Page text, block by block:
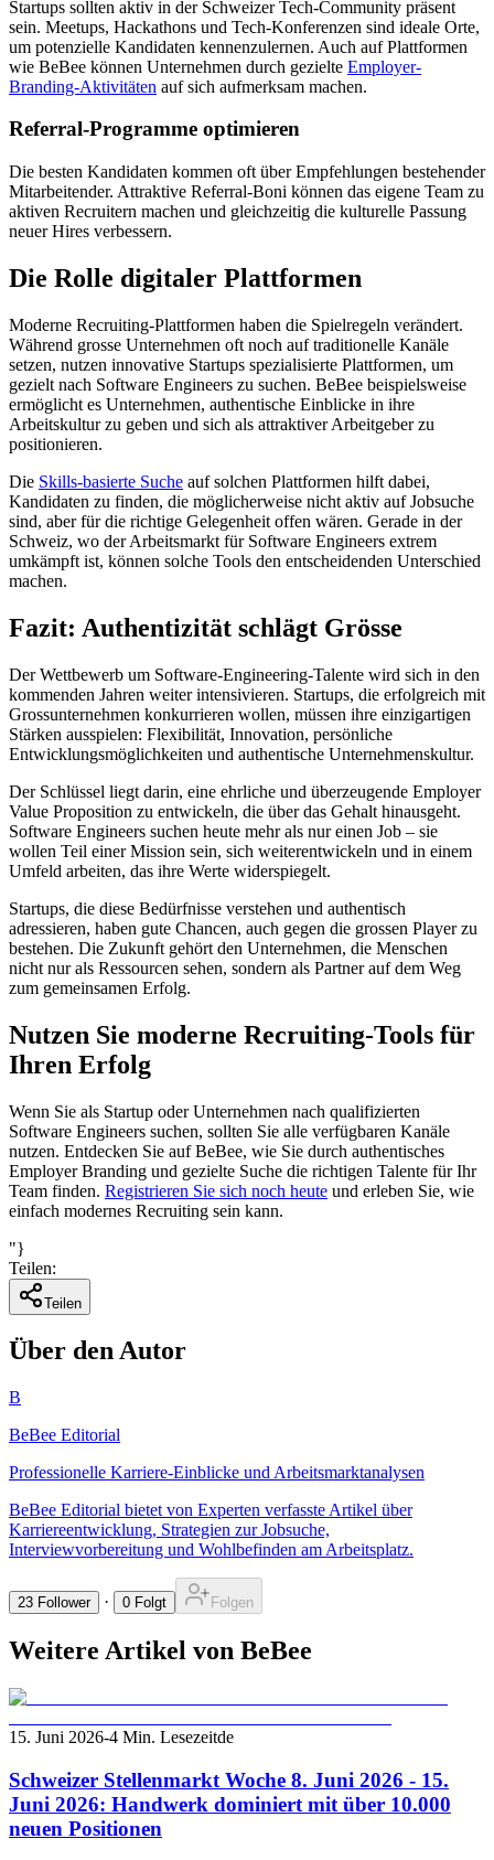
Startups sollten aktiv in der Schweizer Tech-Community präsent
sein. Meetups, Hackathons und Tech-Konferenzen sind ideale Orte,
um potenzielle Kandidaten kennenzulernen. Auch auf Plattformen
wie BeBee können Unternehmen durch gezielte Employer-
Branding-Aktivitäten auf sich aufmerksam machen.
Referral-Programme optimieren
Die besten Kandidaten kommen oft über Empfehlungen bestehender
Mitarbeitender. Attraktive Referral-Boni können das eigene Team zu
aktiven Recruitern machen und gleichzeitig die kulturelle Passung
neuer Hires verbessern.
Die Rolle digitaler Plattformen
Moderne Recruiting-Plattformen haben die Spielregeln verändert.
Während grosse Unternehmen oft noch auf traditionelle Kanäle
setzen, nutzen innovative Startups spezialisierte Plattformen, um
gezielt nach Software Engineers zu suchen. BeBee beispielsweise
ermöglicht es Unternehmen, authentische Einblicke in ihre
Arbeitskultur zu geben und sich als attraktiver Arbeitgeber zu
positionieren.
Die Skills-basierte Suche auf solchen Plattformen hilft dabei,
Kandidaten zu finden, die möglicherweise nicht aktiv auf Jobsuche
sind, aber für die richtige Gelegenheit offen wären. Gerade in der
Schweiz, wo der Arbeitsmarkt für Software Engineers extrem
umkämpft ist, können solche Tools den entscheidenden Unterschied
machen.
Fazit: Authentizität schlägt Grösse
Der Wettbewerb um Software-Engineering-Talente wird sich in den
kommenden Jahren weiter intensivieren. Startups, die erfolgreich mit
Grossunternehmen konkurrieren wollen, müssen ihre einzigartigen
Stärken ausspielen: Flexibilität, Innovation, persönliche
Entwicklungsmöglichkeiten und authentische Unternehmenskultur.
Der Schlüssel liegt darin, eine ehrliche und überzeugende Employer
Value Proposition zu entwickeln, die über das Gehalt hinausgeht.
Software Engineers suchen heute mehr als nur einen Job – sie
wollen Teil einer Mission sein, sich weiterentwickeln und in einem
Umfeld arbeiten, das ihre Werte widerspiegelt.
Startups, die diese Bedürfnisse verstehen und authentisch
adressieren, haben gute Chancen, auch gegen die grossen Player zu
bestehen. Die Zukunft gehört den Unternehmen, die Menschen
nicht nur als Ressourcen sehen, sondern als Partner auf dem Weg
zum gemeinsamen Erfolg.
Nutzen Sie moderne Recruiting-Tools für
Ihren Erfolg
Wenn Sie als Startup oder Unternehmen nach qualifizierten
Software Engineers suchen, sollten Sie alle verfügbaren Kanäle
nutzen. Entdecken Sie auf BeBee, wie Sie durch authentisches
Employer Branding und gezielte Suche die richtigen Talente für Ihr
Team finden. Registrieren Sie sich noch heute und erleben Sie, wie
einfach modernes Recruiting sein kann.
"}
Teilen:
Teilen
Über den Autor
B
BeBee Editorial
Professionelle Karriere-Einblicke und Arbeitsmarktanalysen
BeBee Editorial bietet von Experten verfasste Artikel über
Karriereentwicklung, Strategien zur Jobsuche,
Interviewvorbereitung und Wohlbefinden am Arbeitsplatz.
23 Follower · 0 Folgt Folgen
Weitere Artikel von BeBee
15. Juni 2026-4 Min. Lesezeitde
Schweizer Stellenmarkt Woche 8. Juni 2026 - 15.
Juni 2026: Handwerk dominiert mit über 10.000
neuen Positionen